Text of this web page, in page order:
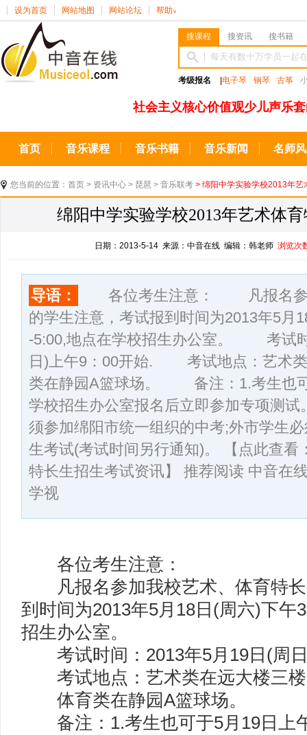
设为首页 网站地图 网站论坛 帮助 ∨
搜课程 搜资讯 搜书籍
考级报名 电子琴 钢琴 古筝
社会主义核心价值观少儿声乐
首页 音乐课程 音乐书籍 音乐新闻 名师
您当前的位置： 首页 > 资讯中心 > 琵琶 > 音乐联考 > 绵阳中学实验学校2013年艺
绵阳中学实验学校2013年艺术体
日期：2013-5-14 来源：中音在线 编辑：韩老师浏览次
导语：
各位考生注意： 凡报名参
的学生注意，考试报到时间为2013年5月
-5:00,地点在学校招生办公室。 考试
日)上午9：00开始. 考试地点：艺
类在静园A篮球场。 备注：1.考生也
学校招生办公室报名后立即参加专项
须参加绵阳市统一组织的中考;外市学生
生考试(考试时间另行通知)。 【点此查看
特长生招生考试资讯】 推荐阅读 中音在
学视
各位考生注意：
凡报名参加我校艺术、体育特长
到时间为2013年5月18日(周六)下午
招生办公室。
考试时间：2013年5月19日(周日
考试地点：艺术类在远大楼三
体育类在静园A篮球场。
备注：1.考生也可于5月19日上